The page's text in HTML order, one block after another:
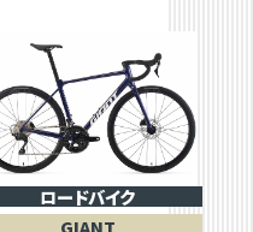
ロードバイク
GIANT